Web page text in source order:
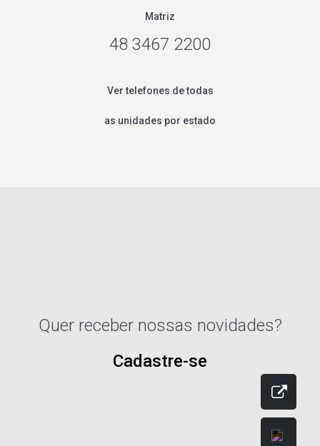
Matriz
48 3467 2200
Ver telefones de todas
as unidades por estado
Quer receber nossas novidades?
Cadastre-se